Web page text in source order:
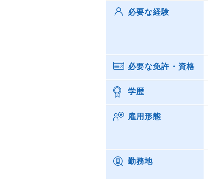
必要な経験
必要な免許・資格
学歴
雇用形態
勤務地